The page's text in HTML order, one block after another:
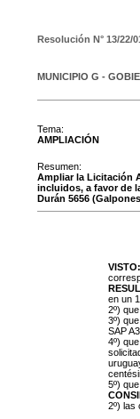
Resolución N° 13/22/
MUNICIPIO G -
Tema:
AMPLIACIÓN
Resumen:
Ampliar la Licitación
incluidos, a favor de
Durán 5656
VISTO:
en un
2º)
3º)
SAP
4º)
5º)
2º) las